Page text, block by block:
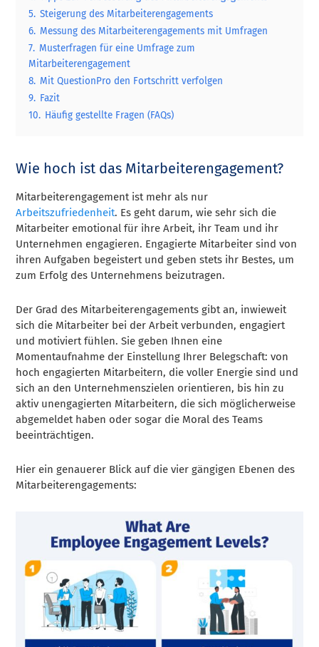
5. Steigerung des Mitarbeiterengagements
6. Messung des Mitarbeiterengagements mit Umfragen
7. Musterfragen für eine Umfrage zum
Mitarbeiterengagement
8. Mit QuestionPro den Fortschritt verfolgen
9. Fazit
10. Häufig gestellte Fragen (FAQs)
Wie hoch ist das Mitarbeiterengagement?
Mitarbeiterengagement ist mehr als nur
Arbeitszufriedenheit. Es geht darum, wie sehr sich die
Mitarbeiter emotional für ihre Arbeit, ihr Team und ihr
Unternehmen engagieren. Engagierte Mitarbeiter sind von
ihren Aufgaben begeistert und geben stets ihr Bestes, um
zum Erfolg des Unternehmens beizutragen.
Der Grad des Mitarbeiterengagements gibt an, inwieweit
sich die Mitarbeiter bei der Arbeit verbunden, engagiert
und motiviert fühlen. Sie geben Ihnen eine
Momentaufnahme der Einstellung Ihrer Belegschaft: von
hoch engagierten Mitarbeitern, die voller Energie sind und
sich an den Unternehmenszielen orientieren, bis hin zu
aktiv unengagierten Mitarbeitern, die sich möglicherweise
abgemeldet haben oder sogar die Moral des Teams
beeinträchtigen.
Hier ein genauerer Blick auf die vier gängigen Ebenen des
Mitarbeiterengagements: